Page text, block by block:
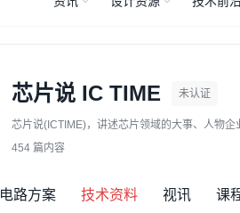
芯片说 IC TIME 未认证
芯片说(ICTIME)，讲述芯片领域的大事、人物企
454 篇内容
电路方案 技术资料 视讯 课